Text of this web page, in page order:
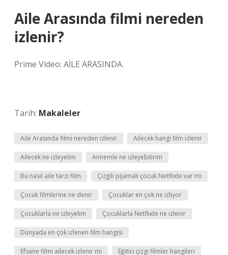
Aile Arasında filmi nereden
izlenir?
Prime Video: AİLE ARASINDA.
Tarih: Makaleler
Aile Arasında filmi nereden izlenir Ailecek hangi film izlenir
Ailecek ne izleyelim Annemle ne izleyebilirim
Bu nasıl aile tarzı film Çizgili pijamalı çocuk Netflixte var mı
Çocuk filmlerine ne denir Çocuklar en çok ne izliyor
Çocuklarla ne izleyelim Çocuklarla Netflixte ne izlenir
Dünyada en çok izlenen film hangisi
Efsane filmi ailecek izlenir mi Eğitici çizgi filmler hangileri